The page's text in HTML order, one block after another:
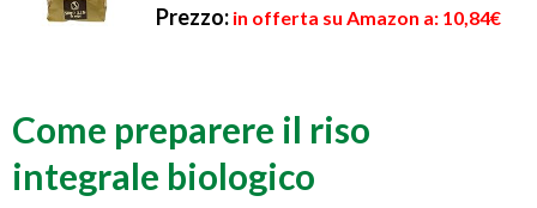
Prezzo: in offerta su Amazon a: 10,84€
Come preparere il riso
integrale biologico